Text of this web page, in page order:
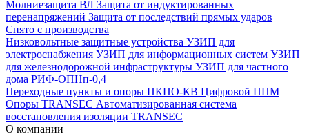
Молниезащита ВЛ Защита от индуктированных
перенапряжений Защита от последствий прямых ударов
Снято с производства
Низковольтные защитные устройства УЗИП для
электроснабжения УЗИП для информационных систем УЗИП
для железнодорожной инфраструктуры УЗИП для частного
дома РИФ-ОПНп-0,4
Переходные пункты и опоры ПКПО-КВ Цифровой ППМ
Опоры TRANSEC Автоматизированная система
восстановления изоляции TRANSEC
О компании